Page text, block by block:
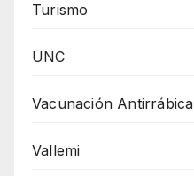
Turismo
UNC
Vacunación Antirrábica
Vallemi